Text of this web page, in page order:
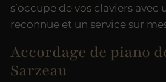
s’occupe de vos claviers avec
reconnue et un service sur
Accordage de piano
Sarzeau